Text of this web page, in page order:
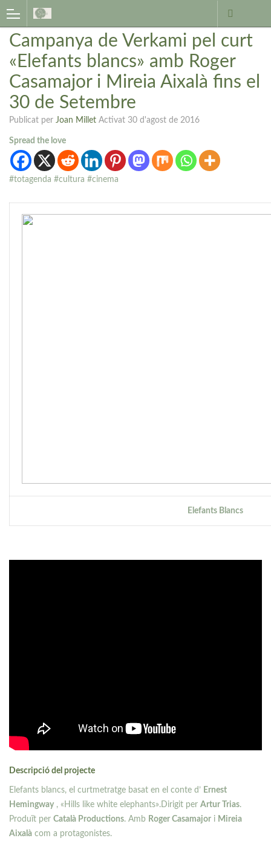
Campanya de Verkami pel curt
«Elefants blancs» amb Roger
Casamajor i Mireia Aixalà fins el
30 de Setembre
Publicat per Joan Millet Activat 30 d'agost de 2016
Spread the love
#totagenda #cultura #cinema
Elefants Blancs
Descripció del projecte
Elefants blancs, el curtmetratge basat en el conte d’ Ernest
Hemingway , «Hills like white elephants».Dirigit per Artur Trias.
Produït per Català Productions. Amb Roger Casamajor i Mireia
Aixalà com a protagonistes.